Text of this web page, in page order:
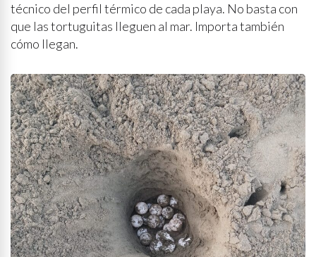
técnico del perfil térmico de cada playa. No basta con
que las tortuguitas lleguen al mar. Importa también
cómo llegan.